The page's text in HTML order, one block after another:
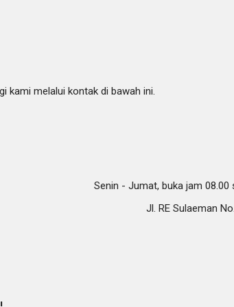
kami melalui kontak di bawah ini.
Senin - Jumat, buka jam 08.00
Jl. RE Sulaeman